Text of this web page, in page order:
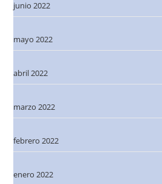
junio 2022
mayo 2022
abril 2022
marzo 2022
febrero 2022
enero 2022